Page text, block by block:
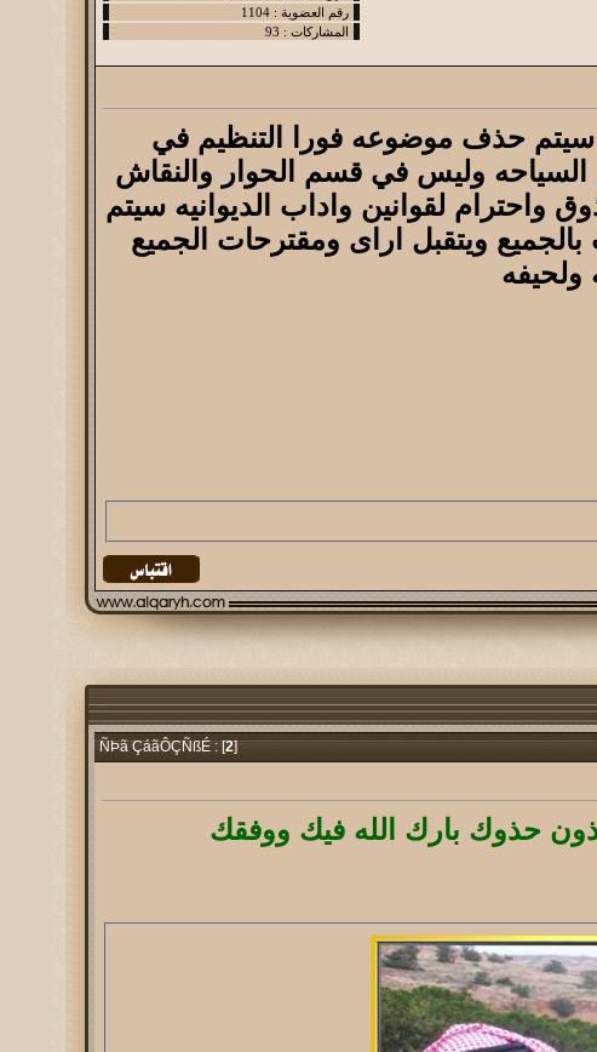
حذف موضوعه فورا التنظيم في
وليس في قسم الحوار والنقاش
لقوانين واداب الديوانيه سيتم
ويتقبل اراى ومقترحات الجميع
ولحيفه
ÑÞã ÇáãÔÇÑßÉ : [
2]
حذوك بارك الله فيك ووفقك